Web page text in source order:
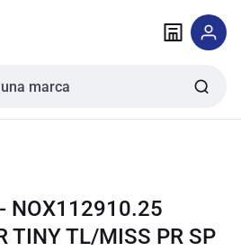
NOX112910.25
TINY TL/MISS PR SP